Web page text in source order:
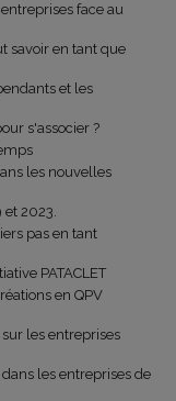
face au
savoir en tant que
et les
s'associer ?
les nouvelles
et 2023.
pas en tant
PATACLET
en QPV
les entreprises
les entreprises de